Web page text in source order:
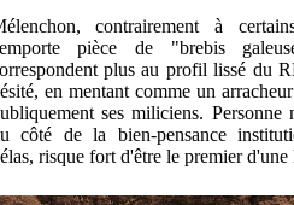
contrairement à
pièce de "brebis
plus au profil lissé du
en mentant comme un
ses miliciens. Personne
côté de la bien-pensance
risque fort d'être le premier d'une